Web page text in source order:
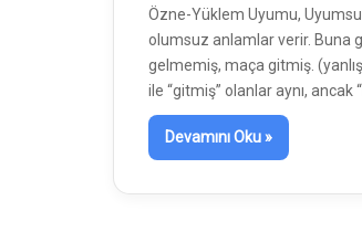
Özne-Yüklem Uyumu,
olumsuz anlamlar verir. Buna
gelmemiş, maça gitmiş.
ile “gitmiş” olanlar aynı,
Devamını Oku »